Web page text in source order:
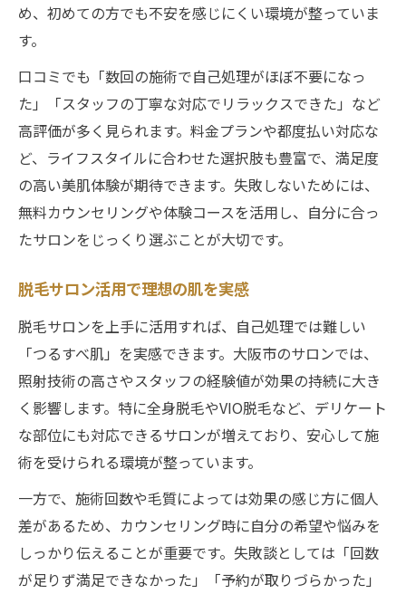
め、初めての方でも不安を感じにくい環境が整っていま
す。
口コミでも「数回の施術で自己処理がほぼ不要になっ
た」「スタッフの丁寧な対応でリラックスできた」など
高評価が多く見られます。料金プランや都度払い対応な
ど、ライフスタイルに合わせた選択肢も豊富で、満足度
の高い美肌体験が期待できます。失敗しないためには、
無料カウンセリングや体験コースを活用し、自分に合っ
たサロンをじっくり選ぶことが大切です。
脱毛サロン活用で理想の肌を実感
脱毛サロンを上手に活用すれば、自己処理では難しい
「つるすべ肌」を実感できます。大阪市のサロンでは、
照射技術の高さやスタッフの経験値が効果の持続に大き
く影響します。特に全身脱毛やVIO脱毛など、デリケート
な部位にも対応できるサロンが増えており、安心して施
術を受けられる環境が整っています。
一方で、施術回数や毛質によっては効果の感じ方に個人
差があるため、カウンセリング時に自分の希望や悩みを
しっかり伝えることが重要です。失敗談としては「回数
が足りず満足できなかった」「予約が取りづらかった」